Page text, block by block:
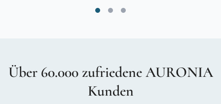
Über 60.000 zufriedene AURONIA
Kunden